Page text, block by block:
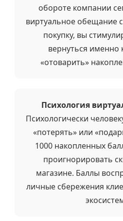
обороте компании
виртуальное обещание
покупку, вы
вернуться именно
«отоварить»
Психология
Психологически
«потерять» или
1000 накопленных
проигнорировать
магазине. Баллы
личные сбережения